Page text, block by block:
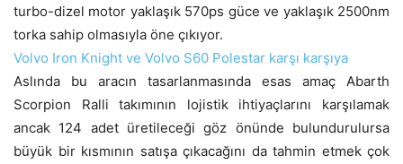
turbo-dizel motor yaklaşık 570ps güce ve yaklaşık 2500nm
torka sahip olmasıyla öne çıkıyor.
Volvo Iron Knight ve Volvo S60 Polestar karşı karşıya
Aslında bu aracın tasarlanmasında esas amaç Abarth
Scorpion Ralli takımının lojistik ihtiyaçlarını karşılamak
ancak 124 adet üretileceği göz önünde bulundurulursa
büyük bir kısmının satışa çıkacağını da tahmin etmek çok